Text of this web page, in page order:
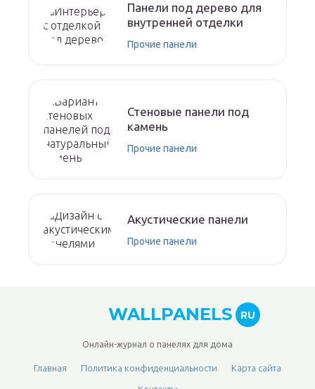
Панели под дерево для
внутренней отделки
Прочие панели
Стеновые панели под
камень
Прочие панели
Акустические панели
Прочие панели
WALLPANELS RU
Онлайн-журнал о панелях для дома
Главная Политика конфиденциальности Карта сайта